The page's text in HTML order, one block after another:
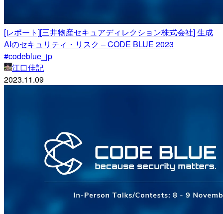
[レポート][三井物産セキュアディレクション株式会社] 生成
AIのセキュリティ・リスク​ – CODE BLUE 2023
#codeblue_jp
江口佳記
2023.11.09